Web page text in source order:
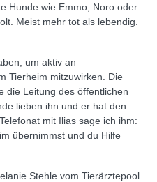
Hunde wie Emmo, Noro oder
Meist mehr tot als lebendig.
um aktiv an
Tierheim mitzuwirken. Die
die Leitung des öffentlichen
lieben ihn und er hat den
mit Ilias sage ich ihm:
übernimmst und du Hilfe
Stehle vom Tierärztepool